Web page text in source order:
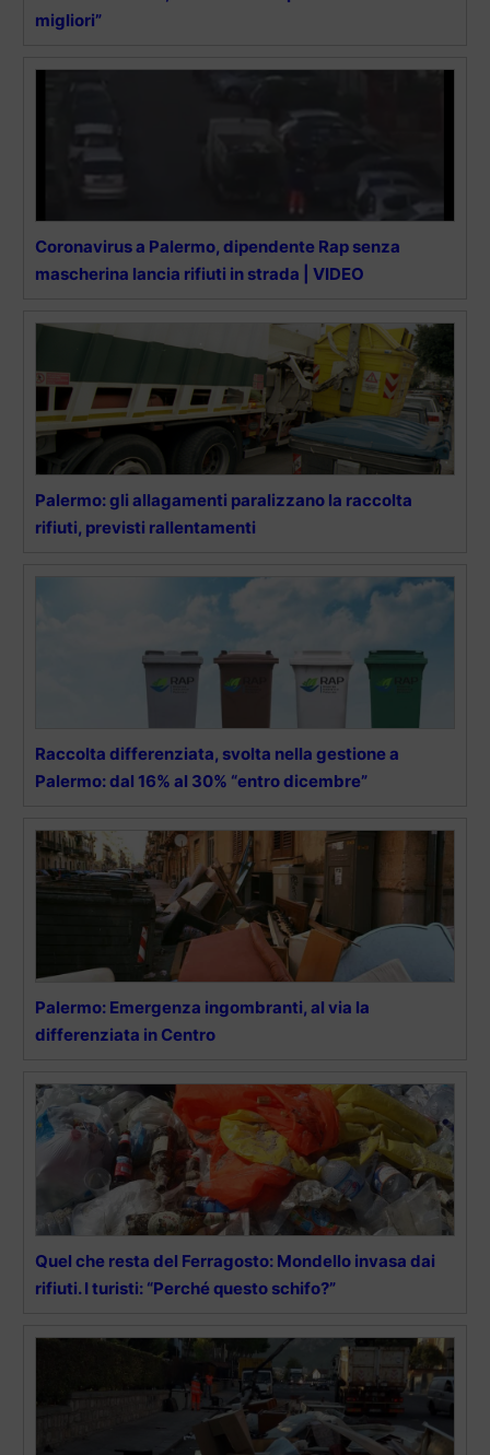
migliori”
Coronavirus a Palermo, dipendente Rap senza
mascherina lancia rifiuti in strada | VIDEO
Palermo: gli allagamenti paralizzano la raccolta
rifiuti, previsti rallentamenti
Raccolta differenziata, svolta nella gestione a
Palermo: dal 16% al 30% “entro dicembre”
Palermo: Emergenza ingombranti, al via la
differenziata in Centro
Quel che resta del Ferragosto: Mondello invasa dai
rifiuti. I turisti: “Perché questo schifo?”